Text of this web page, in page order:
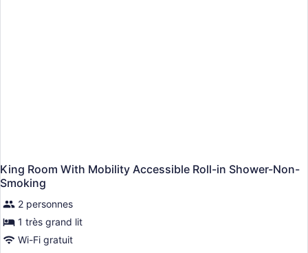
King Room With Mobility Accessible Roll-in Shower-Non-
Smoking
2 personnes
1 très grand lit
Wi-Fi gratuit